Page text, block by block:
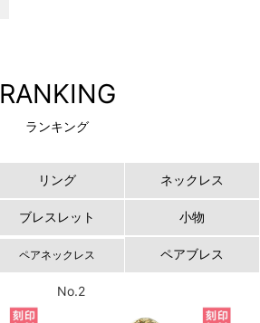
RANKING
ランキング
No.2
リング ネックレス
ブレスレット 小物
ペアネックレス ペアブレス